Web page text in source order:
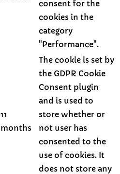
consent for the
cookies in the
category
"Performance".
11
months
The cookie is set by
the GDPR Cookie
Consent plugin
and is used to
store whether or
not user has
consented to the
use of cookies. It
does not store any